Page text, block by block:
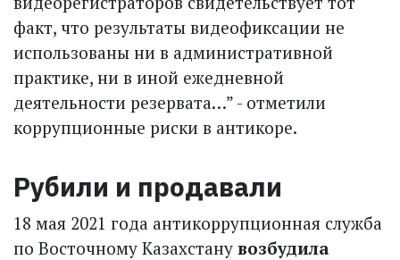
факт, что результаты видеофиксации не
использованы ни в административной
практике, ни в иной ежедневной
деятельности резервата…” - отметили
коррупционные риски в антикоре.
Рубили и продавали
18 мая 2021 года антикоррупционная служба
по Восточному Казахстану возбудила